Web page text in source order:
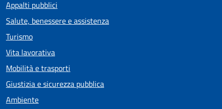
Appalti pubblici
Salute, benessere e assistenza
Turismo
Vita lavorativa
Mobilità e trasporti
Giustizia e sicurezza pubblica
Ambiente